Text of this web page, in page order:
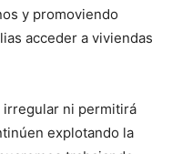
y promoviendo
acceder a viviendas
irregular ni permitirá
explotando la